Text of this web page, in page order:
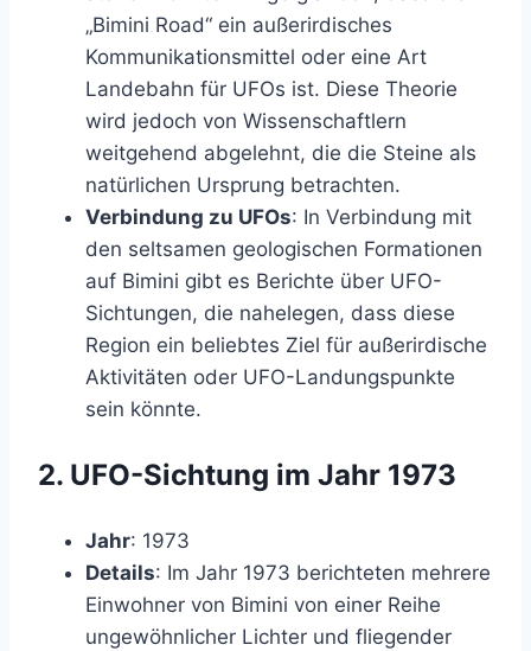
„Bimini Road“ ein außerirdisches
Kommunikationsmittel oder eine Art
Landebahn für UFOs ist. Diese Theorie
wird jedoch von Wissenschaftlern
weitgehend abgelehnt, die die Steine als
natürlichen Ursprung betrachten.
Verbindung zu UFOs: In Verbindung mit
den seltsamen geologischen Formationen
auf Bimini gibt es Berichte über UFO-
Sichtungen, die nahelegen, dass diese
Region ein beliebtes Ziel für außerirdische
Aktivitäten oder UFO-Landungspunkte
sein könnte.
2. UFO-Sichtung im Jahr 1973
Jahr: 1973
Details: Im Jahr 1973 berichteten mehrere
Einwohner von Bimini von einer Reihe
ungewöhnlicher Lichter und fliegender